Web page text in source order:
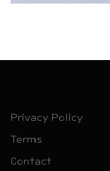
Privacy Policy
Terms
Contact